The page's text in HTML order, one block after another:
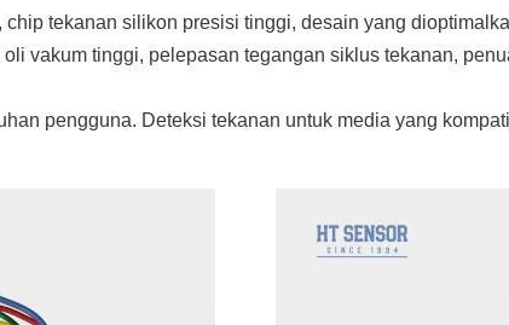
tekanan silikon presisi tinggi, desain yang
vakum tinggi, pelepasan tegangan siklus tekanan,
pengguna. Deteksi tekanan untuk media yang